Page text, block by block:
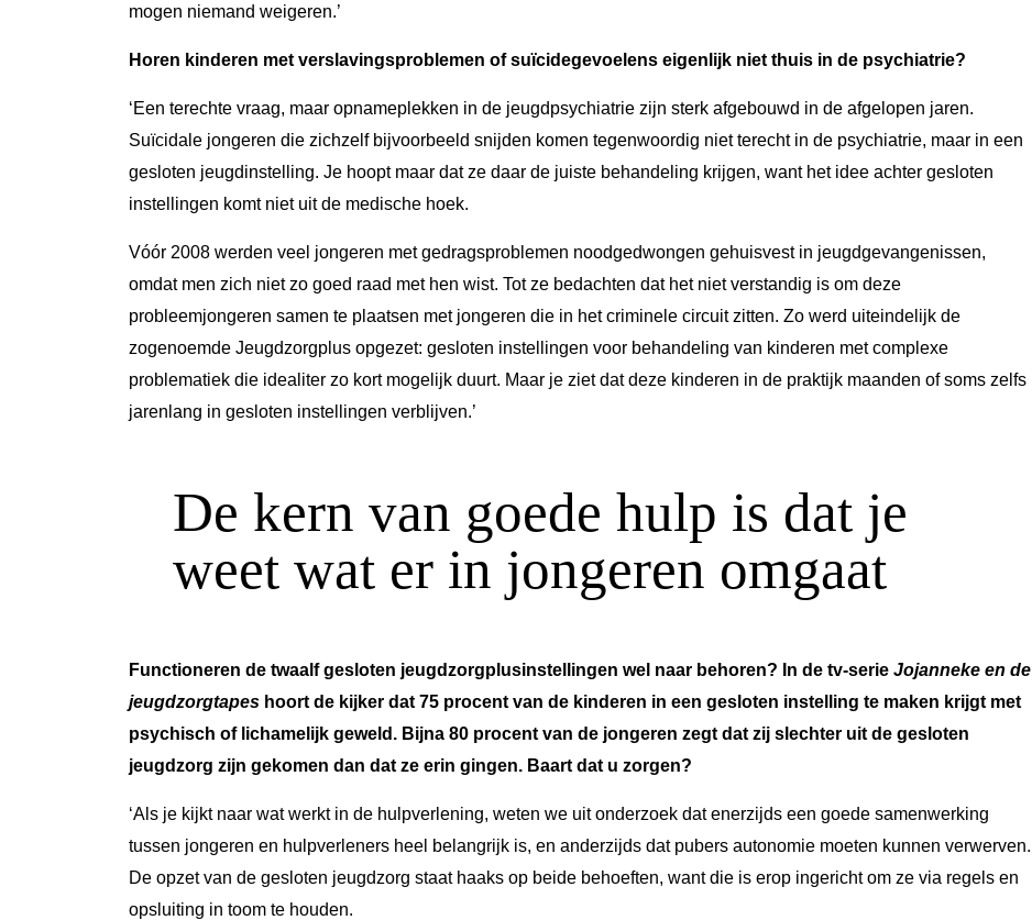
mogen niemand weigeren.’
Horen kinderen met verslavingsproblemen of suïcidegevoelens eigenlijk niet thuis in de psychiatrie?
‘Een terechte vraag, maar opnameplekken in de jeugdpsychiatrie zijn sterk afgebouwd in de afgelopen jaren.
Suïcidale jongeren die zichzelf bijvoorbeeld snijden komen tegenwoordig niet terecht in de psychiatrie, maar in een
gesloten jeugdinstelling. Je hoopt maar dat ze daar de juiste behandeling krijgen, want het idee achter gesloten
instellingen komt niet uit de medische hoek.
Vóór 2008 werden veel jongeren met gedragsproblemen noodgedwongen gehuisvest in jeugdgevangenissen,
omdat men zich niet zo goed raad met hen wist. Tot ze bedachten dat het niet verstandig is om deze
probleemjongeren samen te plaatsen met jongeren die in het criminele circuit zitten. Zo werd uiteindelijk de
zogenoemde Jeugdzorgplus opgezet: gesloten instellingen voor behandeling van kinderen met complexe
problematiek die idealiter zo kort mogelijk duurt. Maar je ziet dat deze kinderen in de praktijk maanden of soms zelfs
jarenlang in gesloten instellingen verblijven.’
De kern van goede hulp is dat je
weet wat er in jongeren omgaat
Functioneren de twaalf gesloten jeugdzorgplusinstellingen wel naar behoren? In de tv-serie Jojanneke en de
jeugdzorgtapes hoort de kijker dat 75 procent van de kinderen in een gesloten instelling te maken krijgt met
psychisch of lichamelijk geweld. Bijna 80 procent van de jongeren zegt dat zij slechter uit de gesloten
jeugdzorg zijn gekomen dan dat ze erin gingen. Baart dat u zorgen?
‘Als je kijkt naar wat werkt in de hulpverlening, weten we uit onderzoek dat enerzijds een goede samenwerking
tussen jongeren en hulpverleners heel belangrijk is, en anderzijds dat pubers autonomie moeten kunnen verwerven.
De opzet van de gesloten jeugdzorg staat haaks op beide behoeften, want die is erop ingericht om ze via regels en
opsluiting in toom te houden.